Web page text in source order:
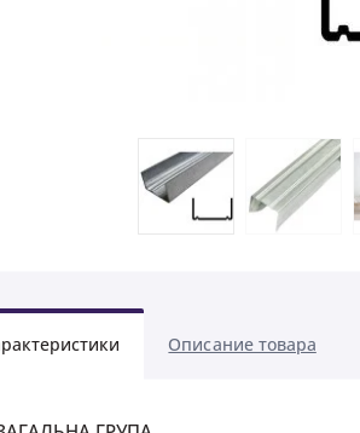
Описание товара